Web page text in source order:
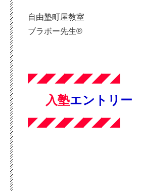
自由塾町屋教室
ブラボー先生®
◤◢◤◢◤◢◤◢◤◢
入塾エントリー
◤◢◤◢◤◢◤◢◤◢